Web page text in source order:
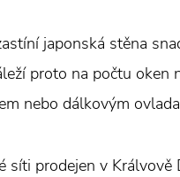
japonská stěna
proto na počtu oken
nebo dálkovým
síti prodejen v